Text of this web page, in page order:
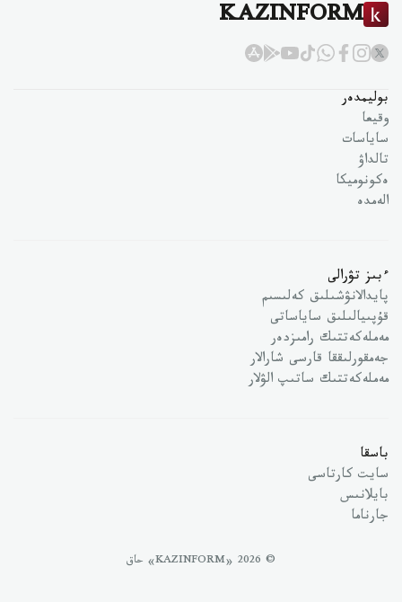
KAZINFORM
بوليمدەر
وقيعا
ساياسات
تالداۋ
ەكونوميكا
الەمدە
ءبىز تۋرالى
پايدالانۋشىلىق كەلىسىم
قۇپىيالىلىق ساياساتى
مەملەكەتتىك رامىزدەر
جەمقورلىققا قارسى شارالار
مەملەكەتتىك ساتىپ الۋلار
باسقا
سايت كارتاسى
بايلانىس
جارناما
© 2026 «KAZINFORM» حاق